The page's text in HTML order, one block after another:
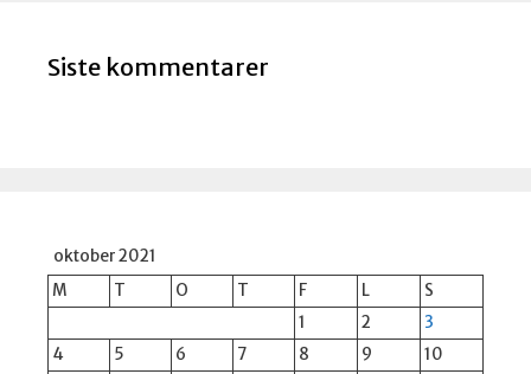
Siste kommentarer
oktober 2021
M
T O T F L
S
1
2
3
4
5 6 7 8 9
10